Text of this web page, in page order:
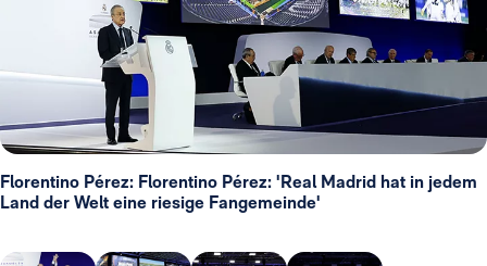
Florentino Pérez: Florentino Pérez: 'Real Madrid hat in jedem
Land der Welt eine riesige Fangemeinde'